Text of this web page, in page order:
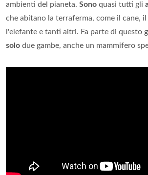
ambienti del pianeta. Sono quasi tutti gli
che abitano la terraferma, come il cane,
l'elefante e tanti altri. Fa parte di questo
solo due gambe, anche un mammifero